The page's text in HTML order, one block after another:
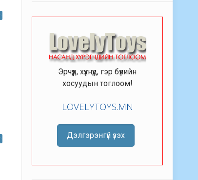
Эрчүүд, хүүхнүүд, гэр бүлийн
хосуудын тоглоом!
LOVELYTOYS.MN
Дэлгэрэнгүй үзэх